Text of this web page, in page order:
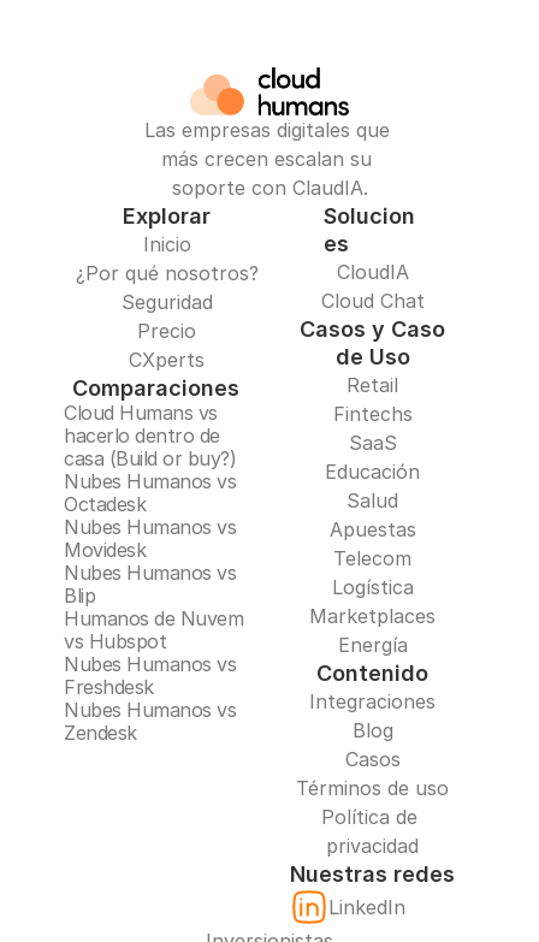
Las empresas digitales que
más crecen escalan su
soporte con ClaudIA.
Explorar
Inicio
¿Por qué nosotros?
Seguridad
Precio
CXperts
Comparaciones
Cloud Humans vs
hacerlo dentro de
casa (Build or buy?)
Nubes Humanos vs
Octadesk
Nubes Humanos vs
Movidesk
Nubes Humanos vs
Blip
Humanos de Nuvem
vs Hubspot
Nubes Humanos vs
Freshdesk
Nubes Humanos vs
Zendesk
Solucion
es
CloudIA
Cloud Chat
Casos y Caso
de Uso
Retail
Fintechs
SaaS
Educación
Salud
Apuestas
Telecom
Logística
Marketplaces
Energía
Contenido
Integraciones
Blog
Casos
Términos de uso
Política de
privacidad
Nuestras redes
LinkedIn